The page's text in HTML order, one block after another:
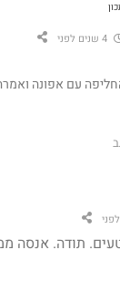
4 שנים לפני
עם אפונה
תודה. אנסה